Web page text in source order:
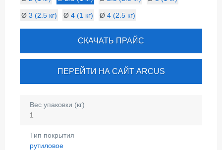
Ø 3 (2.5 кг) Ø 4 (1 кг) Ø 4 (2.5 кг)
СКАЧАТЬ ПРАЙС
ПЕРЕЙТИ НА САЙТ ARCUS
Вес упаковки (кг)
1
Тип покрытия
рутиловое